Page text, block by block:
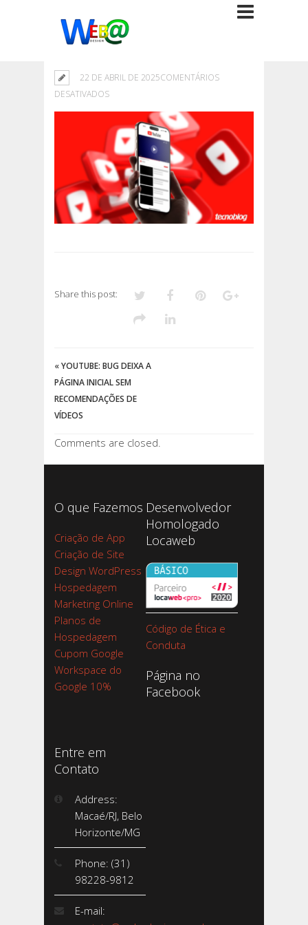
22 DE ABRIL DE 2025COMENTÁRIOS
DESATIVADOSEM
Share this post:
«YOUTUBE: BUG DEIXA A
PÁGINA INICIAL SEM
RECOMENDAÇÕES DE
VÍDEOS
Comments are closed.
O que Fazemos
Criação de App
Criação de Site
Design WordPress
Hospedagem
Marketing Online
Planos de
Hospedagem
Cupom Google
Workspace do
Google 10%
Desenvolvedor
Homologado
Locaweb
Código de Ética e
Conduta
Página no
Facebook
Entre em
Contato
Address:
Macaé/RJ, Belo
Horizonte/MG
Phone: (31)
98228-9812
E-mail: